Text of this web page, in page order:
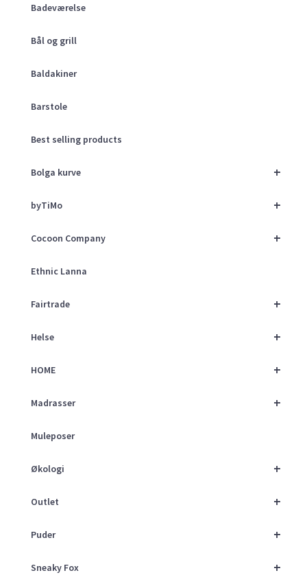
Badeværelse
Bål og grill
Baldakiner
Barstole
Best selling products
+
Bolga kurve
+
byTiMo
+
Cocoon Company
Ethnic Lanna
+
Fairtrade
+
Helse
+
HOME
+
Madrasser
Muleposer
+
Økologi
+
Outlet
+
Puder
+
Sneaky Fox